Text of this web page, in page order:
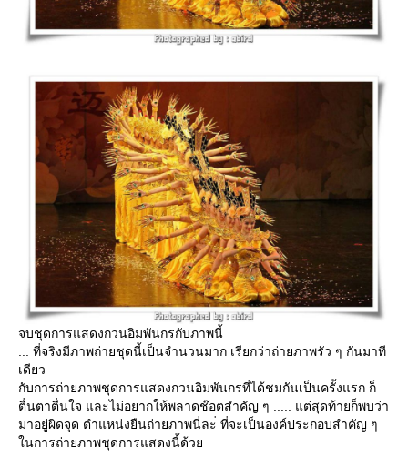
จบชุดการแสดงกวนอิมพันกรกับภาพนี้
... ที่จริงมีภาพถ่ายชุดนี้เป็นจำนวนมาก เรียกว่าถ่ายภาพรัว ๆ กันมาที
เดียว
กับการถ่ายภาพชุดการแสดงกวนอิมพันกรที่ได้ชมกันเป็นครั้งแรก ก็
ตื่นตาตื่นใจ และไม่อยากให้พลาดช๊อตสำคัญ ๆ ..... แต่สุดท้ายก็พบว่า
มาอยู่ผิดจุด ตำแหน่งยืนถ่ายภาพนี่ละ่ ที่จะเป็นองค์ประกอบสำคัญ ๆ
นการถ่ายภาพชุดการแสดงนี้ด้ว